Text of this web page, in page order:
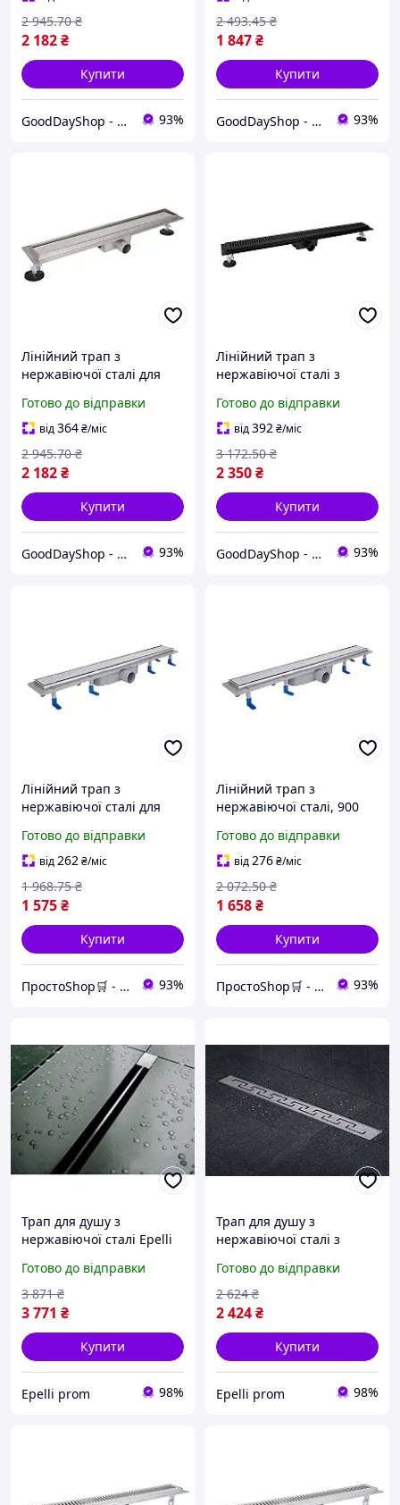
2 182₴
2 945.70 ₴
Купити
GoodDayShop - Онлайн магазин різноманітних товарів 93%
1 847₴
2 493.45 ₴
Купити
GoodDayShop - Онлайн магазин різноманітних товарів 93%
Лінійний трап з
нержавіючої сталі для
затвор з декоративною
накладкою
Готово до відправки
від364₴/міс
2 182₴
2 945.70 ₴
Купити
GoodDayShop - Онлайн магазин різноманітних товарів 93%
Лінійний трап з
нержавіючої сталі з
сучасних душових зон без
піддону
Готово до відправки
від392₴/міс
2 350₴
3 172.50 ₴
Купити
GoodDayShop - Онлайн магазин різноманітних товарів 93%
Лінійний трап з
нержавіючої сталі для
піддону, захист від
запахів та керамічної
плитки
Готово до відправки
від262₴/міс
1 575₴
1 968.75 ₴
Купити
ПростоShop🛒 - онлайн магазин простих товарів💡 93%
Лінійний трап з
нержавіючої сталі, 900
для запобігання запаху в
душовій зоні
Готово до відправки
від276₴/міс
1 658₴
2 072.50 ₴
Купити
ПростоShop🛒 - онлайн магазин простих товарів💡 93%
Трап для душу з
нержавіючої сталі Epelli
Готово до відправки
3 771 ₴
3 871 ₴
Купити
Epelli prom 98%
Трап для душу з
нержавіючої сталі з
Epelli Grande uni 50 cm
Готово до відправки
2 424₴
2 624 ₴
Купити
Epelli prom 98%